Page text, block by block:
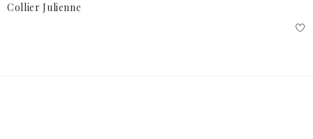
Collier Julienne